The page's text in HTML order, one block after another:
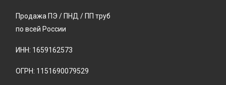
Продажа ПЭ / ПНД / ПП труб
по всей России
ИНН: 1659162573
ОГРН: 1151690079529